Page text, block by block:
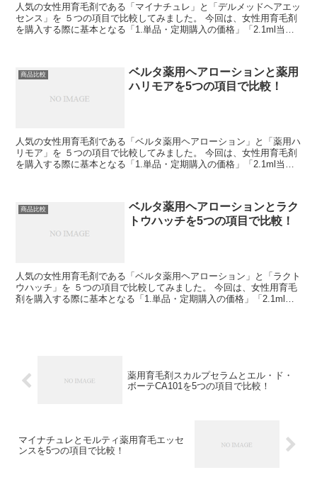
人気の女性用育毛剤である「マイナチュレ」と「デルメッドヘアエッ
センス」を ５つの項目で比較してみました。 今回は、女性用育毛剤
を購入する際に基本となる「1.単品・定期購入の価格」「2.1ml当た
商品比較
ベルタ薬用ヘアローションと薬用
ハリモアを5つの項目で比較！
人気の女性用育毛剤である「ベルタ薬用ヘアローション」と「薬用ハ
リモア」を ５つの項目で比較してみました。 今回は、女性用育毛剤
を購入する際に基本となる「1.単品・定期購入の価格」「2.1ml当た
商品比較
ベルタ薬用ヘアローションとラク
トウハッチを5つの項目で比較！
人気の女性用育毛剤である「ベルタ薬用ヘアローション」と「ラクト
ウハッチ」を ５つの項目で比較してみました。 今回は、女性用育毛
剤を購入する際に基本となる「1.単品・定期購入の価格」「2.1ml当
薬用育毛剤スカルプセラムとエル・ド・
ボーテCA101を5つの項目で比較！
マイナチュレとモルティ薬用育毛エッセ
ンスを5つの項目で比較！